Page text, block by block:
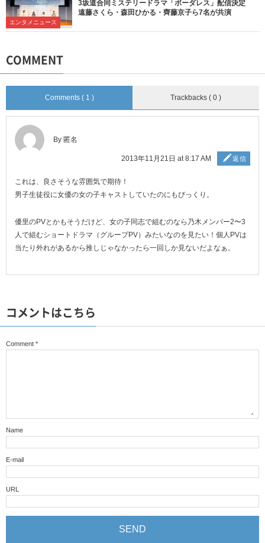
エンタメニュース
3坂道合同ミステリードラマ「ボーダレス」配信決定
遠藤さくら・森田ひかる・齊藤京子ら7名が共演
COMMENT
Comments ( 1 ) Trackbacks ( 0 )
By 匿名
2013年11月21日 at 8:17 AM 返信
これは、良さそうな雰囲気で期待！
男子生徒役に女優の女の子キャストしていたのにもびっくり。
優里のPVとかもそうだけど、女の子同志で組むのなら乃木メンバー2〜3
人で組むショートドラマ（グループPV）みたいなのを見たい！個人PVは
当たり外れがあるから推しじゃなかったら一回しか見ないだよなぁ。
コメントはこちら
Comment *
Name
E-mail
URL